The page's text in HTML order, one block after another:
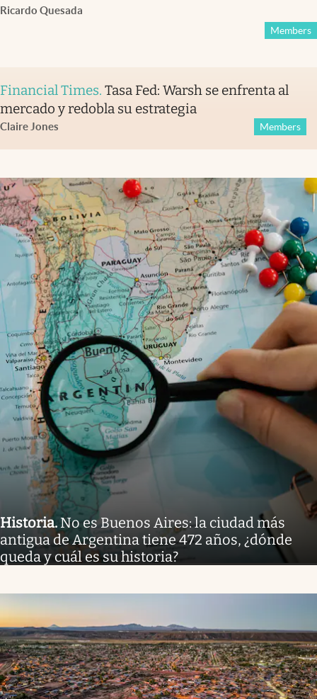
Ricardo Quesada
Members
Financial Times. Tasa Fed: Warsh se enfrenta al
mercado y redobla su estrategia
Claire Jones Members
Historia. No es Buenos Aires: la ciudad más
antigua de Argentina tiene 472 años, ¿dónde
queda y cuál es su historia?